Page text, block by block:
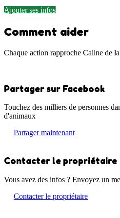
Ajouter ses infos
Comment aider
Chaque action rapproche Caline de
Partager sur Facebook
Touchez des milliers de personnes
d'animaux
Partager maintenant
Contacter le propriétaire
Vous avez des infos ? Envoyez un
Contacter le propriétaire